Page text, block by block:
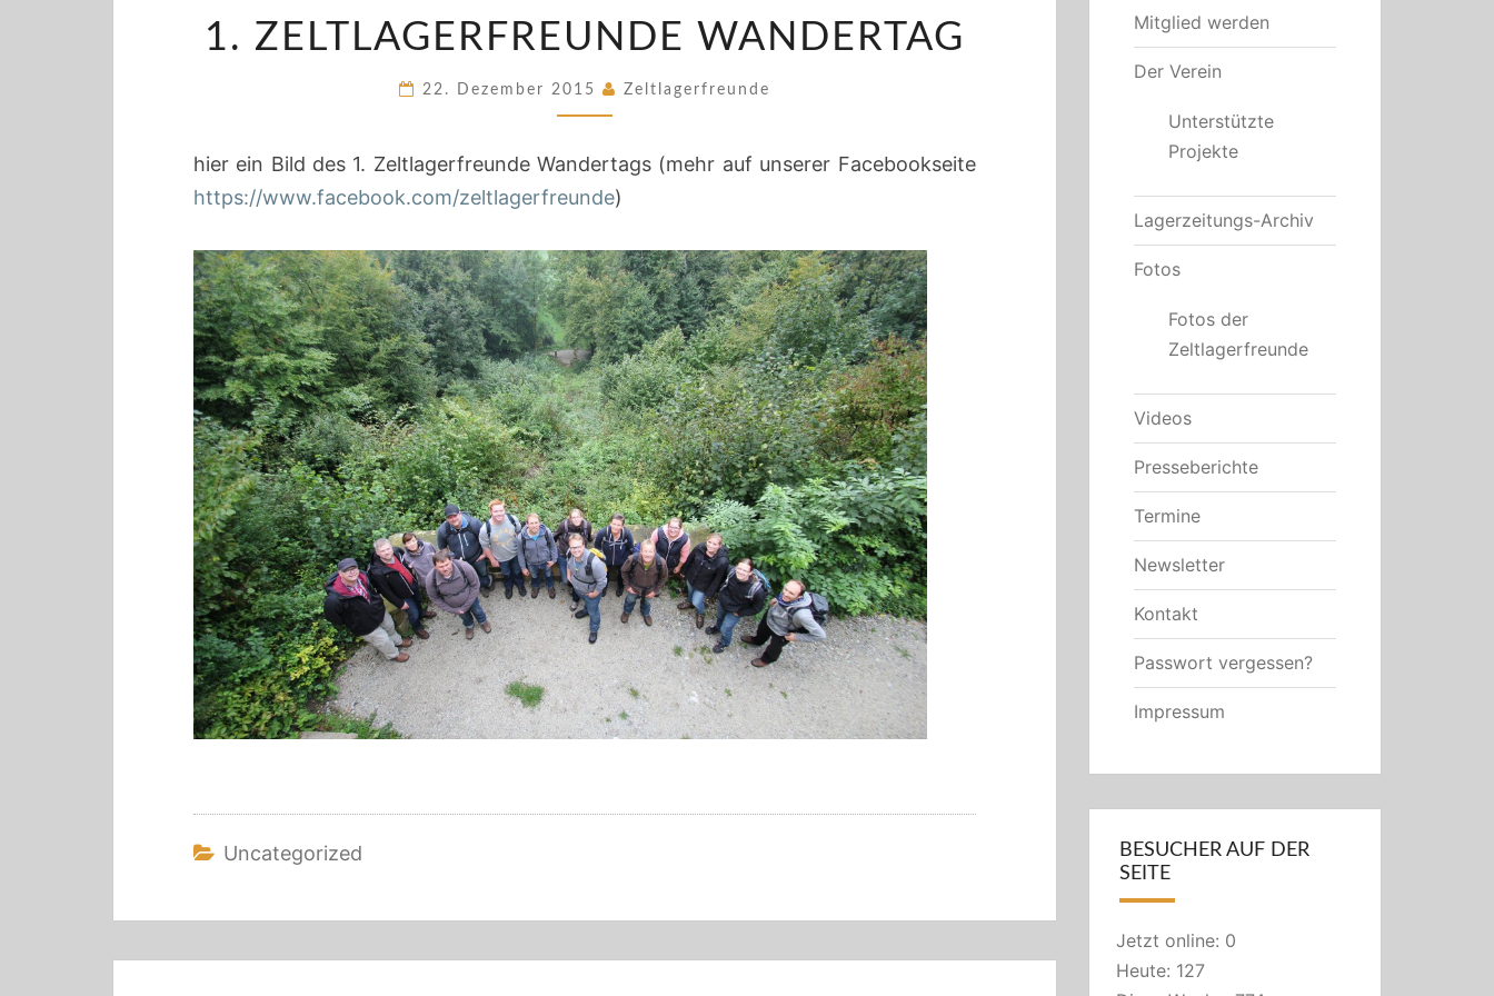
ZELTLAGERFREUNDE
1. ZELTLAGERFREUNDE WANDERTAG
22. Dezember 2015 Zeltlagerfreunde
hier ein Bild des 1. Zeltlagerfreunde Wandertags (mehr auf unserer Facebookseite
https://www.facebook.com/zeltlagerfreunde)
Uncategorized
Mitglied werden
Der Verein
Unterstützte
Projekte
Lagerzeitungs-Archiv
Fotos
Fotos der
Zeltlagerfreunde
Videos
Presseberichte
Termine
Newsletter
Kontakt
Passwort vergessen?
Impressum
BESUCHER AUF DER
SEITE
Jetzt online: 0
Heute: 127